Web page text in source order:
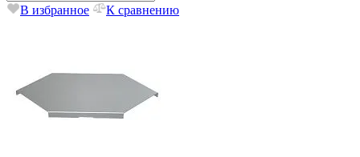
В избранное К сравнению